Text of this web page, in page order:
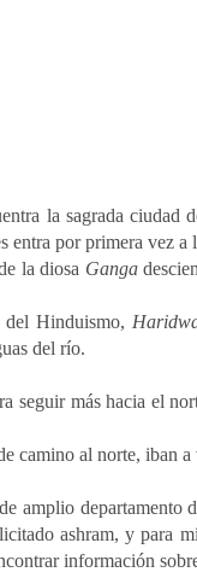
la sagrada ciudad
entra por primera vez
la diosa Ganga
del Hinduismo,
del río.
seguir más hacia el
camino al norte, iban
amplio
ashram, y para
información